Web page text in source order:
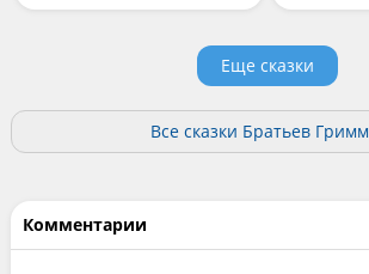
Еще сказки
Все сказки Братьев Гримм
Комментарии